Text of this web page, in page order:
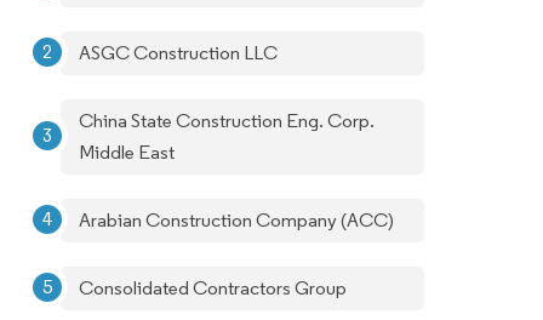
ASGC Construction LLC
China State Construction Eng. Corp.
Middle East
Arabian Construction Company (ACC)
Consolidated Contractors Group